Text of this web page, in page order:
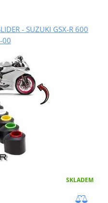
- SUZUKI GSX-R 600
00
SKLADEM